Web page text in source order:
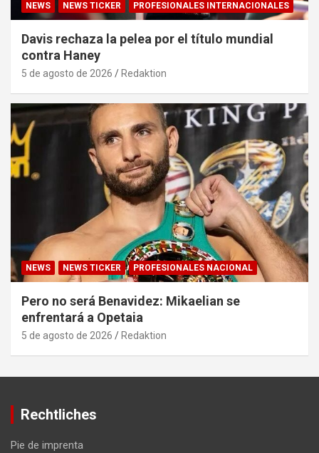
NEWS NEWS TICKER PROFESIONALES INTERNACIONALES
Davis rechaza la pelea por el título mundial
contra Haney
5 de agosto de 2026 Redaktion
NEWS NEWS TICKER PROFESIONALES NACIONAL
Pero no será Benavidez: Mikaelian se
enfrentará a Opetaia
5 de agosto de 2026 Redaktion
Rechtliches
Pie de imprenta